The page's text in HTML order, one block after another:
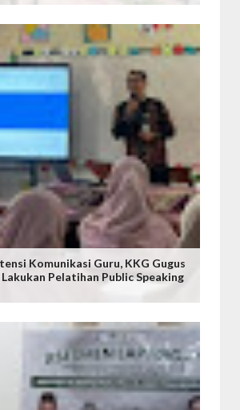
Komunikasi Guru, KKG Gugus
Pelatihan Public Speaking